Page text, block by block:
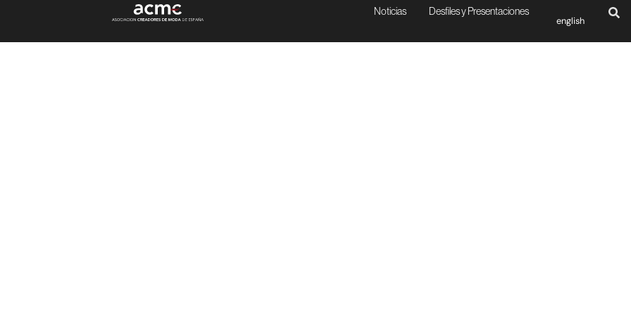
Noticias Desfiles y Presentaciones
english